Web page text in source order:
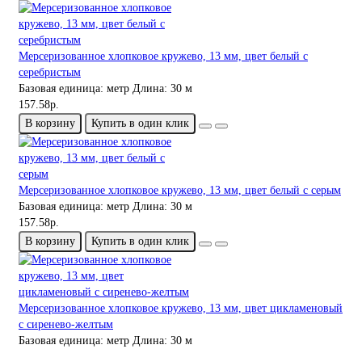
Мерсеризованное хлопковое кружево, 13 мм, цвет белый с
серебристым
Базовая единица: метр Длина: 30 м
157.58р.
В корзину
Купить в один клик
Мерсеризованное хлопковое кружево, 13 мм, цвет белый с серым
Базовая единица: метр Длина: 30 м
157.58р.
В корзину
Купить в один клик
Мерсеризованное хлопковое кружево, 13 мм, цвет цикламеновый
с сиренево-желтым
Базовая единица: метр Длина: 30 м